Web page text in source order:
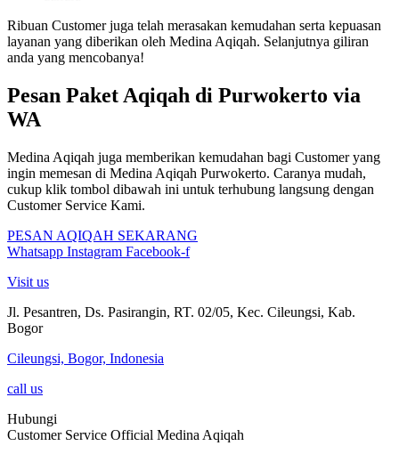
Ribuan Customer juga telah merasakan kemudahan serta kepuasan
layanan yang diberikan oleh Medina Aqiqah. Selanjutnya giliran
anda yang mencobanya!
Pesan Paket Aqiqah di Purwokerto via
WA
Medina Aqiqah juga memberikan kemudahan bagi Customer yang
ingin memesan di Medina Aqiqah Purwokerto. Caranya mudah,
cukup klik tombol dibawah ini untuk terhubung langsung dengan
Customer Service Kami.
PESAN AQIQAH SEKARANG
Whatsapp Instagram Facebook-f
Visit us
Jl. Pesantren, Ds. Pasirangin, RT. 02/05, Kec. Cileungsi, Kab.
Bogor
Cileungsi, Bogor, Indonesia
call us
Hubungi
Customer Service Official Medina Aqiqah